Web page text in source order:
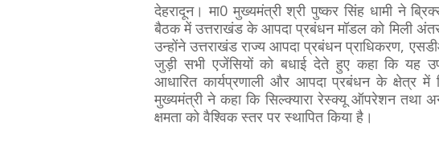
देहरादून। मा0 मुख्यमंत्री श्री पुष्कर सिंह धामी ने
बैठक में उत्तराखंड के आपदा प्रबंधन मॉडल को मिली
उन्होंने उत्तराखंड राज्य आपदा प्रबंधन प्राधिकरण,
जुड़ी सभी एजेंसियों को बधाई देते हुए कहा कि यह
आधारित कार्यप्रणाली और आपदा प्रबंधन के क्षेत्र में
मुख्यमंत्री ने कहा कि सिल्क्यारा रेस्क्यू ऑपरेशन तथा
क्षमता को वैश्विक स्तर पर स्थापित किया है।